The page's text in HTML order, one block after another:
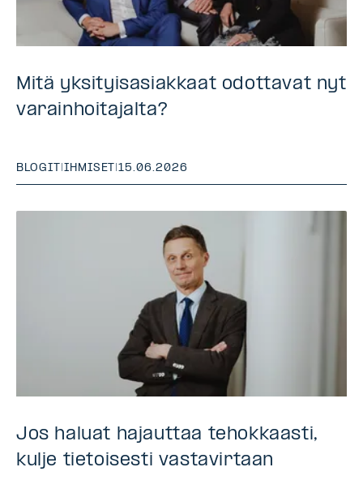
Mitä yksityisasiakkaat odottavat nyt
varainhoitajalta?
BLOGIT IHMISET |15.06.2026
Jos haluat hajauttaa tehokkaasti,
kulje tietoisesti vastavirtaan